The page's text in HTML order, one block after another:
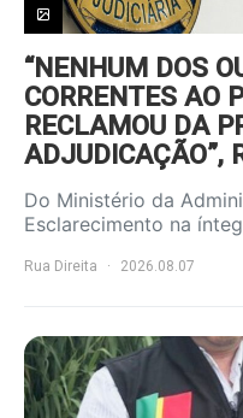
“NENHUM DOS
CORRENTES AO
RECLAMOU DA
ADJUDICAÇÃO”,
Do Ministério da
Esclarecimento na
Rua Direita 2026.08.07